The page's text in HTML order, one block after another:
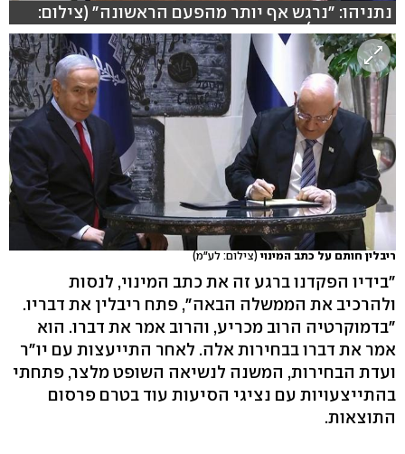
נתניהו: "נרגש אף יותר מהפעם הראשונה" (צילום:
משה מזרחי)
ריבלין חותם על כתב המינוי (צילום: לע"מ)
"בידיו הפקדנו ברגע זה את כתב המינוי, לנסות
ולהרכיב את הממשלה הבאה", פתח ריבלין את דבריו.
"בדמוקרטיה הרוב מכריע, והרוב אמר את דברו. הוא
אמר את דברו בבחירות אלה. לאחר התייעצות עם יו"ר
ועדת הבחירות, המשנה לנשיאה השופט מלצר, פתחתי
בהתייצעויות עם נציגי הסיעות עוד בטרם פרסום
התוצאות.